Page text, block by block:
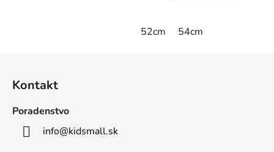
52cm 54cm
Kontakt
Poradenstvo
info@kidsmall.sk